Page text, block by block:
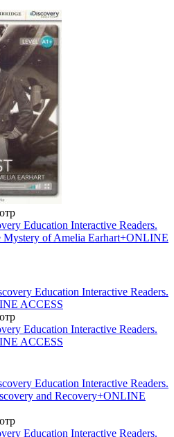
Education Interactive Readers.
of Amelia Earhart+ONLINE
Education Interactive Readers.
ACCESS
Education Interactive Readers.